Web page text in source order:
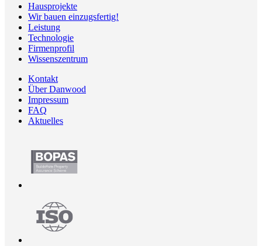
Hausprojekte
Wir bauen einzugsfertig!
Leistung
Technologie
Firmenprofil
Wissenszentrum
Kontakt
Über Danwood
Impressum
FAQ
Aktuelles